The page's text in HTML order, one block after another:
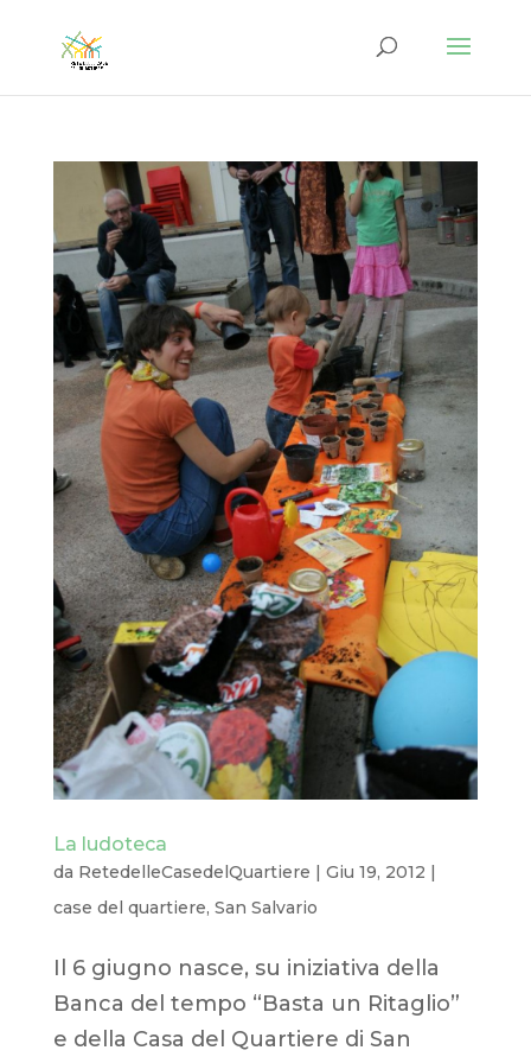
La ludoteca
da RetedelleCasedelQuartiere | Giu 19, 2012 |
case del quartiere, San Salvario
Il 6 giugno nasce, su iniziativa della
Banca del tempo “Basta un Ritaglio”
e della Casa del Quartiere di San